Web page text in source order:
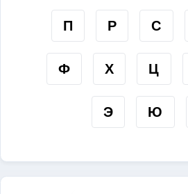
П Р С
Ф Х Ц
Э Ю